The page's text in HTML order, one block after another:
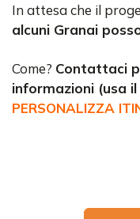
In attesa che il
alcuni Granai
Come? Contattaci
informazioni (usa il
PERSONALIZZA